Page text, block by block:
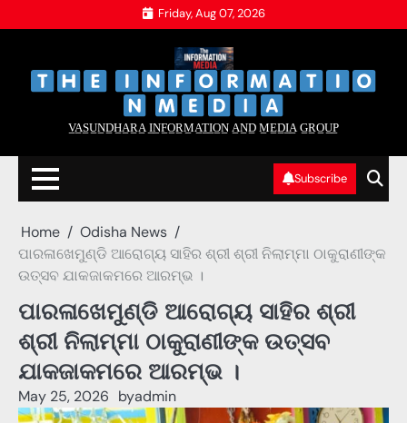
to
Friday, Aug 07, 2026
V̲A̲S̲U̲N̲D̲H̲A̲R̲A̲ I̲N̲F̲O̲R̲M̲A̲T̲I̲O̲N̲ A̲N̲D̲ M̲E̲D̲I̲A̲ G̲R̲O̲U̲P̲
Subscribe
Home
Odisha News
ପାରଳାଖେମୁଣ୍ଡି ଆରୋଗ୍ୟ ସାହିର ଶ୍ରୀ ଶ୍ରୀ ନିଲାମ୍ମା ଠାକୁରାଣୀଙ୍କ
ଉତ୍ସବ ଯାକଜାକମରେ ଆରମ୍ଭ ।
ପାରଳାଖେମୁଣ୍ଡି ଆରୋଗ୍ୟ ସାହିର ଶ୍ରୀ
ଶ୍ରୀ ନିଲାମ୍ମା ଠାକୁରାଣୀଙ୍କ ଉତ୍ସବ
ଯାକଜାକମରେ ଆରମ୍ଭ ।
May 25, 2026 byadmin